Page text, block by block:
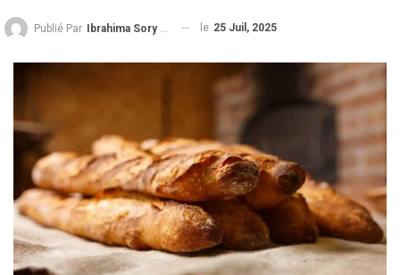
Publié Par Ibrahima Sory Diallo le 25 Juil, 2025